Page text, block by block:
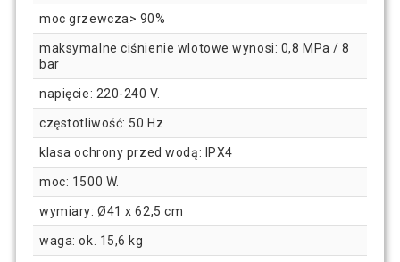
moc grzewcza> 90%
maksymalne ciśnienie wlotowe wynosi: 0,8 MPa / 8
bar
napięcie: 220-240 V.
częstotliwość: 50 Hz
klasa ochrony przed wodą: IPX4
moc: 1500 W.
wymiary: Ø41 x 62,5 cm
waga: ok. 15,6 kg